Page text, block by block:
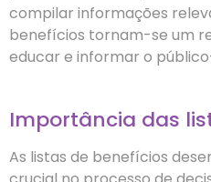
compilar informações
benefícios tornam-se um
educar e informar o
Importância das
As listas de benefícios